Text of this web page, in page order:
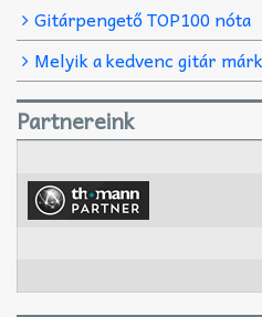
Gitárpengető TOP100 nóta
Melyik a kedvenc gitár
Partnereink